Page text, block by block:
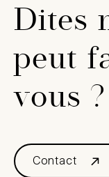
Dites
peut
vous ?
Contact